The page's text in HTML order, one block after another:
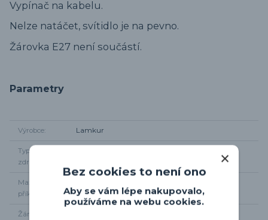
Vypínač na kabelu.
Nelze natáčet, svítidlo je na pevno.
Žárovka E27 není součástí.
Parametry
Výrobce Lamkur
Typ světelného
zdroje
Maximální
příkon
Žárovky součástí
Bez cookies to není ono
Aby se vám lépe nakupovalo,
používáme na webu cookies.